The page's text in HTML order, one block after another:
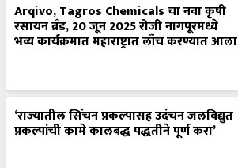
Arqivo, Tagros Chemicals चा नवा कृषी
रसायन ब्रँड, 20 जून 2025 रोजी नागपूरमध्ये
भव्य कार्यक्रमात महाराष्ट्रात लाँच करण्यात आला
‘राज्यातील सिंचन प्रकल्पासह उदंचन जलविद्युत
प्रकल्पांची कामे कालबद्ध पद्धतीने पूर्ण करा’